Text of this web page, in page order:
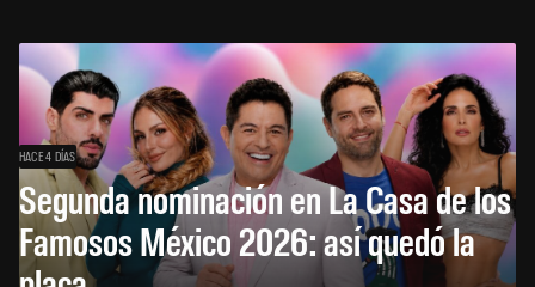
HACE 4 DÍAS
Segunda nominación en La Casa de los
Famosos México 2026: así quedó la